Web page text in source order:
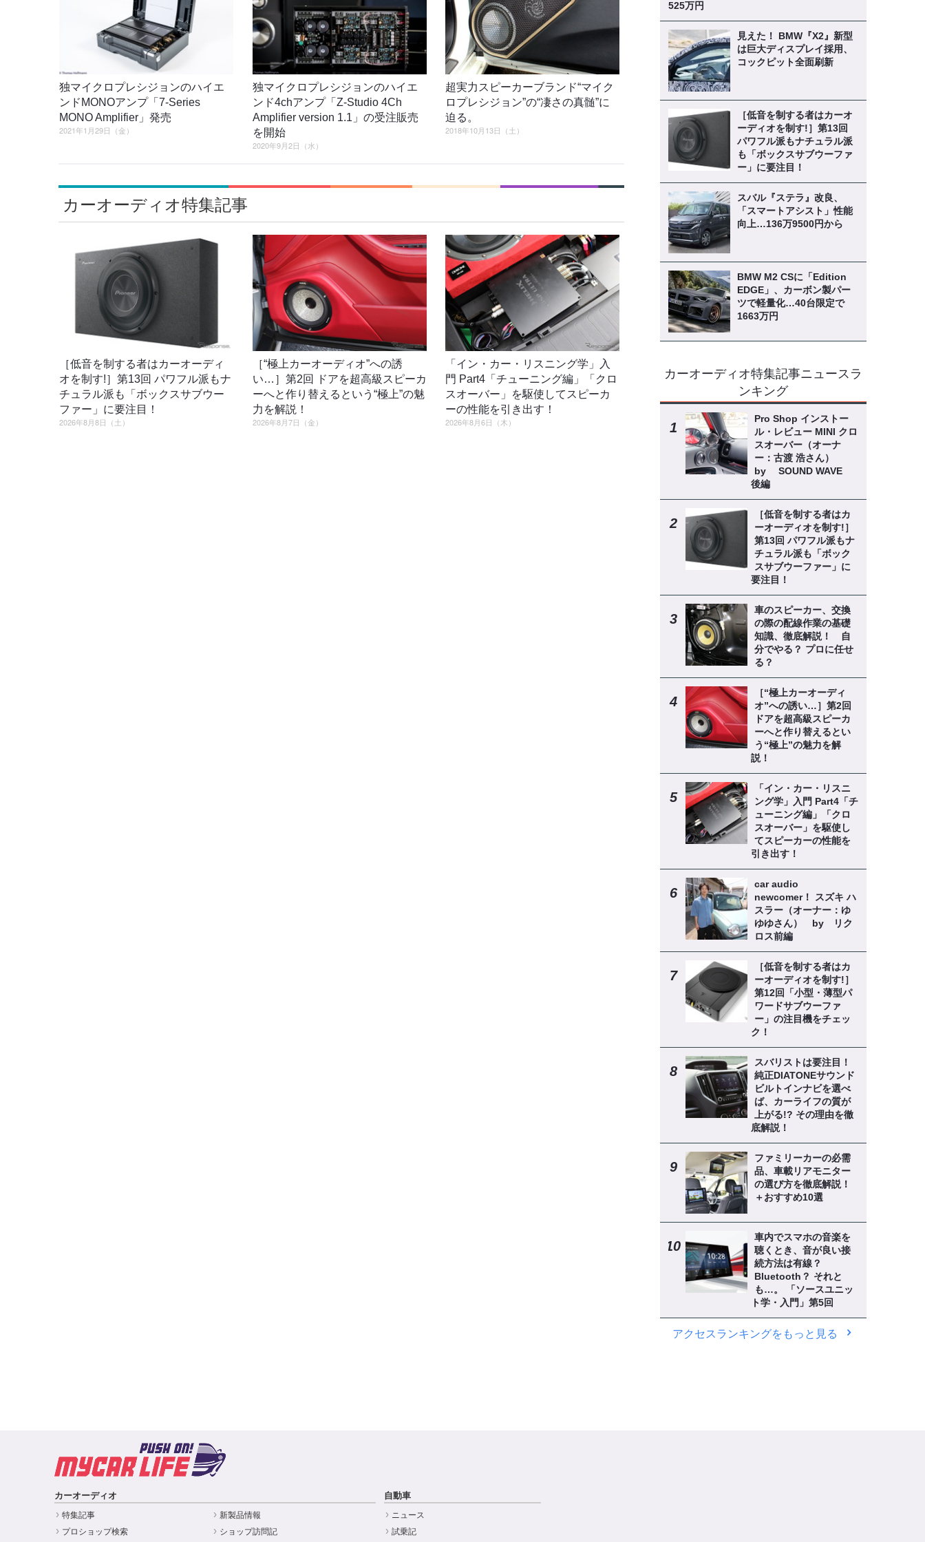
独マイクロプレシジョンのハイエ
ンドMONOアンプ「7-Series
MONO Amplifier」発売
2021年1月29日（金）
独マイクロプレシジョンのハイエ
ンド4chアンプ「Z-Studio 4Ch
Amplifier version 1.1」の受注販売
を開始
2020年9月2日（水）
超実力スピーカーブランド“マイク
ロプレシジョン”の“凄さの真髄”に
迫る。
2018年10月13日（土）
カーオーディオ特集記事
［低音を制する者はカーオーディ
オを制す!］第13回 パワフル派もナ
チュラル派も「ボックスサブウー
ファー」に要注目！
2026年8月8日（土）
［“極上カーオーディオ”への誘
い…］第2回 ドアを超高級スピーカ
ーへと作り替えるという“極上”の魅
力を解説！
2026年8月7日（金）
「イン・カー・リスニング学」入
門 Part4「チューニング編」「クロ
スオーバー」を駆使してスピーカ
ーの性能を引き出す！
2026年8月6日（木）
525万円
見えた！ BMW『X2』新型
は巨大ディスプレイ採用、
コックピット全面刷新
［低音を制する者はカーオ
ーディオを制す!］第13回
パワフル派もナチュラル派
も「ボックスサブウーファ
ー」に要注目！
スバル『ステラ』改良、
「スマートアシスト」性能
向上…136万9500円から
BMW M2 CSに「Edition
EDGE」、カーボン製パー
ツで軽量化…40台限定で
1663万円
カーオーディオ特集記事ニュースラ
ンキング
Pro Shop インストー
ル・レビュー MINI クロ
スオーバー（オーナ
ー：古渡 浩さん）
by SOUND WAVE
後編
［低音を制する者はカ
ーオーディオを制す!］
第13回 パワフル派もナ
チュラル派も「ボック
スサブウーファー」に
要注目！
車のスピーカー、交換
の際の配線作業の基礎
知識、徹底解説！ 自
分でやる？ プロに任せ
る？
［“極上カーオーディ
オ”への誘い…］第2回
ドアを超高級スピーカ
ーへと作り替えるとい
う“極上”の魅力を解
説！
「イン・カー・リスニ
ング学」入門 Part4「チ
ューニング編」「クロ
スオーバー」を駆使し
てスピーカーの性能を
引き出す！
car audio
newcomer！ スズキ ハ
スラー（オーナー：ゆ
ゆゆさん） by リク
ロス前編
［低音を制する者はカ
ーオーディオを制す!］
第12回「小型・薄型パ
ワードサブウーファ
ー」の注目機をチェッ
ク！
スバリストは要注目！
純正DIATONEサウンド
ビルトインナビを選べ
ば、カーライフの質が
上がる!? その理由を徹
底解説！
ファミリーカーの必需
品、車載リアモニター
の選び方を徹底解説！
＋おすすめ10選
車内でスマホの音楽を
聴くとき、音が良い接
続方法は有線？
Bluetooth？ それと
も…。 「ソースユニッ
ト学・入門」第5回
アクセスランキングをもっと見る
カーオーディオ
特集記事
新製品情報
プロショップ検索
ショップ訪問記
自動車
ニュース
試乗記